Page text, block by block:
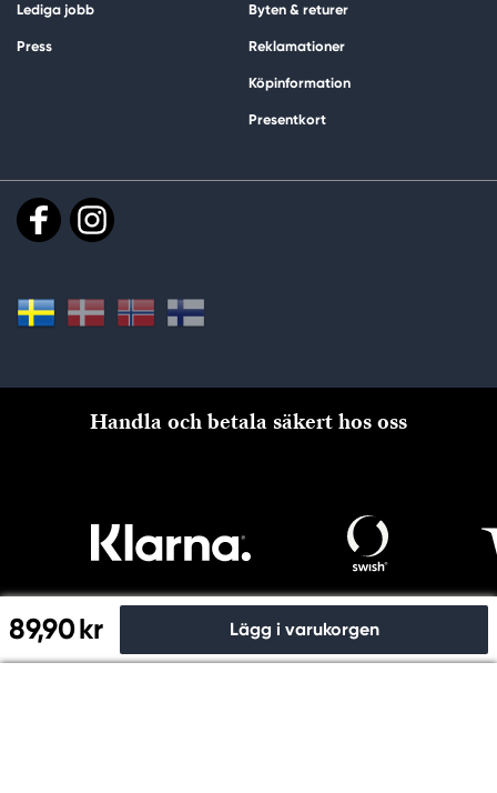
89,90 kr Lägg i varukorgen
Lediga jobb
Press
Byten & returer
Reklamationer
Köpinformation
Presentkort
Handla och betala säkert hos oss